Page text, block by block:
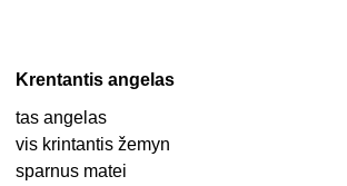
Krentantis angelas
tas angelas
vis krintantis žemyn
sparnus matei